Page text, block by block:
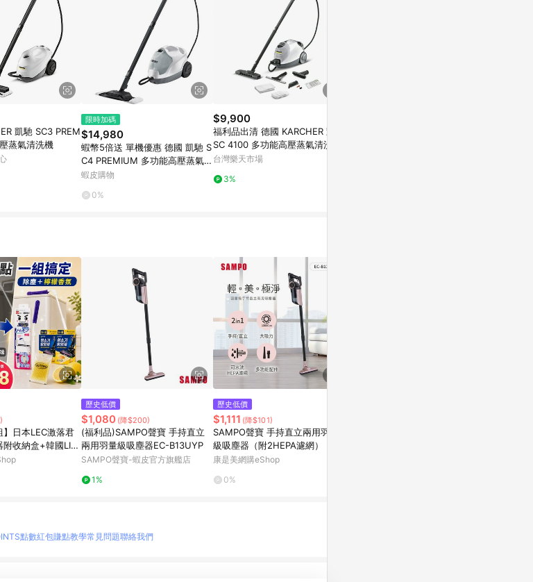
，或不適用於無回饋商品。各點數紅包之適用商品與使用條件請依點數
凱馳 SC3 PREM
蒸氣清洗機
限時加碼
$14,980
蝦幣5倍送 單機優惠 德國 凱馳 S
C4 PREMIUM 多功能高壓蒸氣清
洗機
蝦皮購物
0%
$9,900
福利品出清 德國 KARCHER 凱馳
SC 4100 多功能高壓蒸氣清洗機
【APP下單點數 加倍】
台灣樂天市場
3%
】日本LEC激落君
附收納盒+韓國LIVI
即香吸塵器香香
歷史低價
$1,080 (降$200)
(福利品)SAMPO聲寶 手持直立
兩用羽量級吸塵器EC-B13UYP
SAMPO聲寶-蝦皮官方旗艦店
1%
歷史低價
$1,111 (降$101)
SAMPO聲寶 手持直立兩用羽量
級吸塵器（附2HEPA濾網） EC-
B13UYP_廠商直送
康是美網購eShop
0%
點數紅包賺點教學常見問題聯絡我們